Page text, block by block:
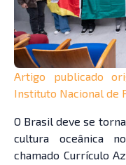
Artigo publicado
Instituto Nacional de
O Brasil deve se
cultura oceânica
chamado Currículo